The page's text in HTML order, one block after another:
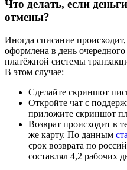
Что делать, если
отмены?
Иногда списание
оформлена в день
платёжной системы
В этом случае:
Сделайте скриншот
Откройте чат с
приложите скриншот
Возврат происходит в
же карту. По данным
срок возврата по
составлял 4,2 рабочих